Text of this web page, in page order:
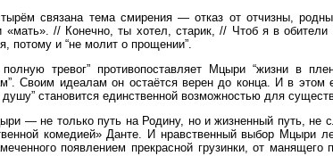
связана тема смирения — отказ от отчизны,
«мать». // Конечно, ты хотел, старик, // Чтоб я в
потому и “не молит о прощении”.
полную тревог” противопоставляет Мцыри “жизни в
Своим идеалам он остаётся верен до конца. И в этом
становится единственной возможностью для
— не только путь на Родину, но и жизненный путь, не
комедией» Данте. И нравственный выбор Мцыри
появлением прекрасной грузинки, от